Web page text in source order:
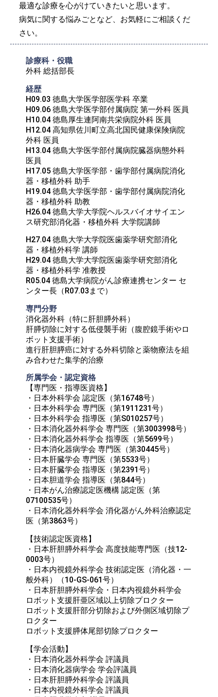
最適な診療を心がけていきたいと思います。
病気に関する悩みごとなど、お気軽にご相談くだ
さい。
診療科・役職
外科 総括部長
経歴
H09.03 徳島大学医学部医学科 卒業
H09.06 徳島大学医学部付属病院 第一外科 医員
H10.04 徳島厚生連阿南共栄病院外科 医員
H12.04 高知県佐川町立高北国民健康保険病院
外科 医員
H13.04 徳島大学医学部付属病院臓器病態外科
医員
H17.05 徳島大学医学部・歯学部付属病院消化
器・移植外科 助手
H19.04 徳島大学医学部・歯学部付属病院消化
器・移植外科 助教
H26.04 徳島大学大学院ヘルスバイオサイエン
ス研究部消化器・移植外科 大学院講師
H27.04 徳島大学大学院医歯薬学研究部消化
器・移植外科学 講師
H29.04 徳島大学大学院医歯薬学研究部消化
器・移植外科学 准教授
R05.04 徳島大学病院がん診療連携センター セ
ンター長（R07.03まで）
専門分野
消化器外科（特に肝胆膵外科）
肝膵切除に対する低侵襲手術（腹腔鏡手術やロ
ボット支援手術）
進行肝胆膵癌に対する外科切除と薬物療法を組
み合わせた集学的治療
所属学会・認定資格
【専門医・指導医資格】
・日本外科学会 認定医（第16748号）
・日本外科学会 専門医（第1911231号）
・日本外科学会 指導医（第S010257号）
・日本消化器外科学会 専門医（第3003998号）
・日本消化器外科学会 指導医（第5699号）
・日本消化器病学会 専門医（第30445号）
・日本肝臓学会 専門医（第5533号）
・日本肝臓学会 指導医（第2391号）
・日本胆道学会 指導医（第844号）
・日本がん治療認定医機構 認定医（第
07100535号）
・日本消化器外科学会 消化器がん外科治療認定
医（第3863号）
【技術認定医資格】
・日本肝胆膵外科学会 高度技能専門医（技12-
0003号）
・日本内視鏡外科学会 技術認定医（消化器・一
般外科）（10-GS-061号）
・日本肝胆膵外科学会・日本内視鏡外科学会
ロボット支援肝亜区域以上切除プロクター
ロボット支援肝部分切除および外側区域切除プ
ロクター
ロボット支援膵体尾部切除プロクター
【学会活動】
・日本消化器外科学会 評議員
・日本消化器病学会 学会評議員
・日本肝胆膵外科学会 評議員
・日本内視鏡外科学会 評議員